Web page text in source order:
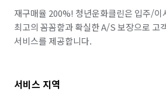
재구매율 200%! 청년운화클린은 입주/이
최고의 꼼꼼함과 확실한 A/S 보장으로 고
서비스를 제공합니다.
서비스 지역